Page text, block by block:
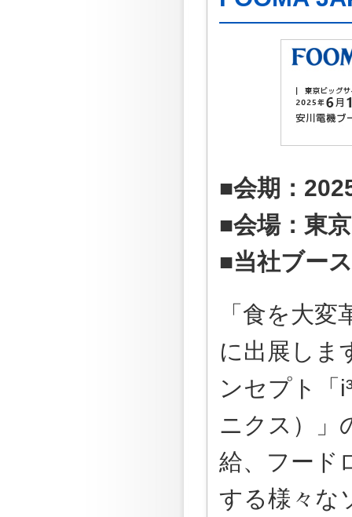
■会期：
■会場：東
■当社ブー
「食を大
に出展しま
ンセプト「
ニクス）」
給、フード
する様々な